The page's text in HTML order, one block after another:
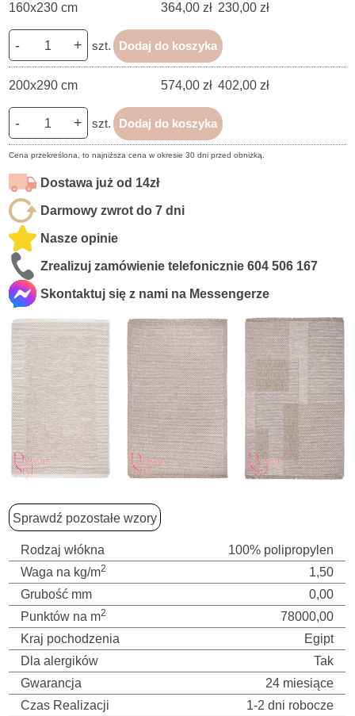
160x230 cm 364,00 zł 230,00 zł
- + szt. Dodaj do koszyka
200x290 cm 574,00 zł 402,00 zł
- + szt. Dodaj do koszyka
Cena przekreślona, to najniższa cena w okresie 30 dni przed obniżką.
Dostawa już od 14zł
Darmowy zwrot do 7 dni
Nasze opinie
Zrealizuj zamówienie telefonicznie604 506 167
Skontaktuj się z nami na Messengerze
Sprawdź pozostałe wzory
Rodzaj włókna
100% polipropylen
Waga na kg/m2
1,50
Grubość mm
0,00
Punktów na m2
78000,00
Kraj pochodzenia
Egipt
Dla alergików
Tak
Gwarancja
24 miesiące
Czas Realizacji
1-2 dni robocze